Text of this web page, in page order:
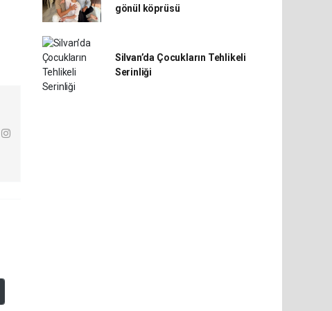
gönül köprüsü
Silvan’da Çocukların Tehlikeli
Serinliği